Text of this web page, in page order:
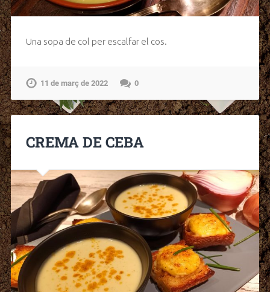
Una sopa de col per escalfar el cos.
11 de març de 2022 0
CREMA DE CEBA